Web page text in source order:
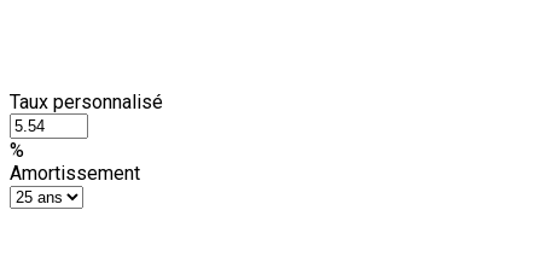
Taux personnalisé
%
Amortissement